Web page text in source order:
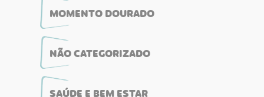
MOMENTO DOURADO
NÃO CATEGORIZADO